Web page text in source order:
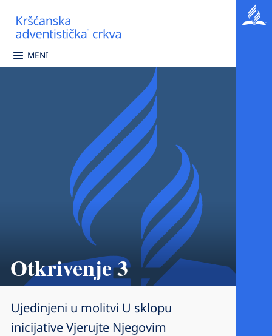
MENI
Otkrivenje 3
Ujedinjeni u molitvi U sklopu
inicijative Vjerujte Njegovim